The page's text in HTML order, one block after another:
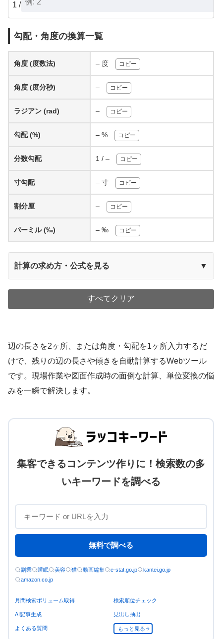
1 /
勾配・角度の換算一覧
角度 (度数法) – 度 コピー
角度 (度分秒) – コピー
ラジアン (rad) – コピー
勾配 (%) – % コピー
分数勾配 1 / – コピー
寸勾配 – 寸 コピー
割分厘 – コピー
パーミル (‰) – ‰ コピー
計算の求め方・公式を見る ▼
すべてクリア
辺の長さを2ヶ所、または角度・勾配を1ヶ所入力するだ
けで、残りの辺の長さや傾きを自動計算するWebツール
です。現場作業や図面作成時の面倒な計算、単位変換の悩
みを一瞬で解決します。
集客できるコンテンツ作りに！検索数の多
いキーワードを調べる
無料で調べる
副業 睡眠 美容 猫 動画編集 e-stat.go.jp
kantei.go.jp
amazon.co.jp
月間検索ボリューム取得 検索順位チェック
AI記事生成 見出し抽出
よくある質問 もっと見る